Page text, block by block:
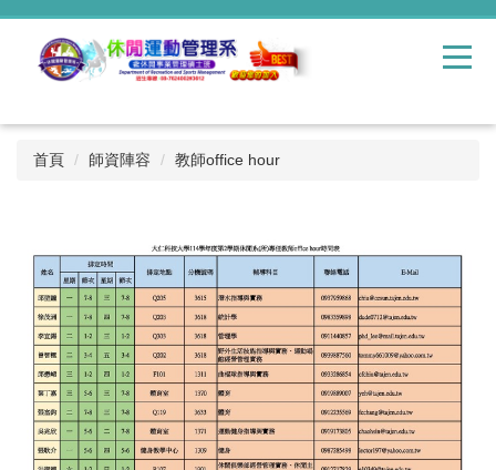
跳
容
首頁 師資陣容 教師office hour